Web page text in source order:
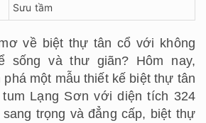
Sưu tầm
về biệt thự tân cổ với không
sống và thư giãn? Hôm nay,
phá một mẫu thiết kế biệt thự tân
Lạng Sơn với diện tích 324
trọng và đẳng cấp, biệt thự